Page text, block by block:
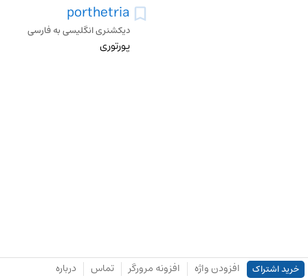
porthetria
دیکشنری انگلیسی به فارسی
پورتوری
خرید اشتراک افزودن واژه افزونه مرورگر تماس درباره